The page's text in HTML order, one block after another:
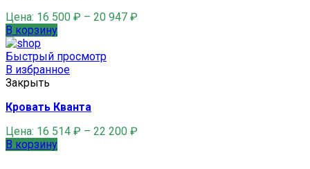
Цена: 16 500 ₽ – 20 947 ₽
В корзину
Быстрый просмотр
В избранное
Закрыть
Кровать Кванта
Цена: 16 514 ₽ – 22 200 ₽
В корзину